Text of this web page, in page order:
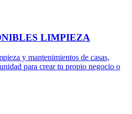
LIMPIEZA
y mantenimientos de casas,
para crear tu propio negocio o